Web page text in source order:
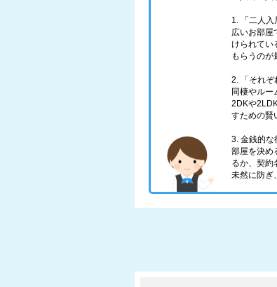
1. 「二人入
広いお部屋
けられてい
もらうのが
2. 「それぞ
同棲やルー
2DKや
すための賢
3. 金銭的な
部屋を決め
るか、契約
未然に防ぎ